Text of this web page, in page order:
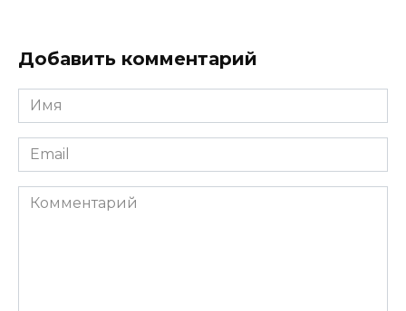
Добавить комментарий
Имя
*
Email
*
Комментарий